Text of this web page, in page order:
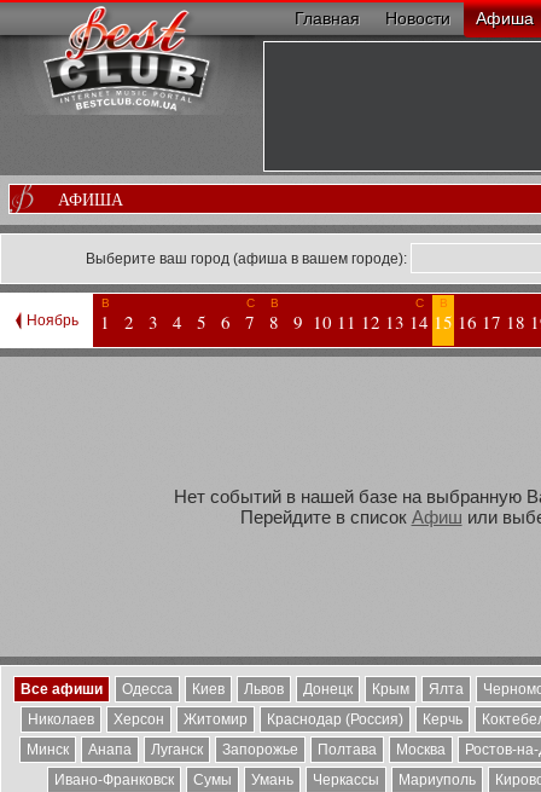
Главная Новости Афиша
АФИША
Выберите ваш город (афиша в вашем городе):
Ноябрь
В
1 2 3 4 5 6
С
7
В
8 9 10 11 12 13
С
14
В
15 16 17 18
Нет событий в нашей базе на выбранную
Перейдите в список Афиш или
Все афиши Одесса Киев Львов Донецк Крым Ялта
Николаев
Херсон Житомир Краснодар (Россия) Керчь
Минск
Анапа Луганск Запорожье Полтава Москва
Ростов-
Ивано-Франковск
Сумы Умань Черкассы Мариуполь